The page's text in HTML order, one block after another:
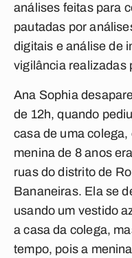
análises feitas para
pautadas por
digitais e análise de
vigilância realizadas
Ana Sophia
de 12h, quando
casa de uma
menina de 8 anos
ruas do distrito de
Bananeiras. Ela se
usando um vestido
a casa da colega,
tempo, pois a